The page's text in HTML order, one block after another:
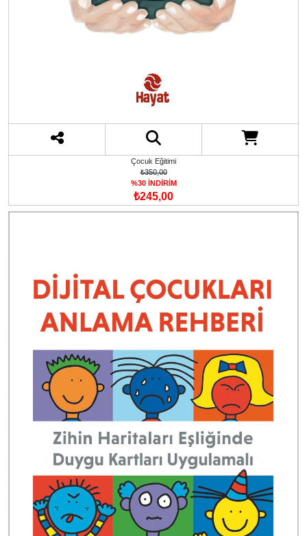
Çocuk Eğitimi
₺350,00
%30 İNDİRİM
₺245,00